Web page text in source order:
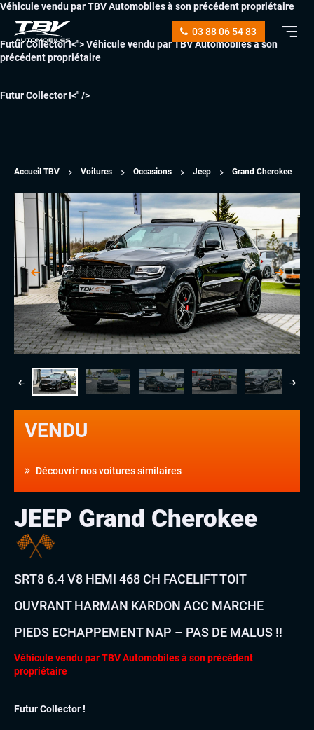
Véhicule vendu par TBV Automobiles à son précédent propriétaire
Futur Collector !<">Véhicule vendu par TBV Automobiles à son
précédent propriétaire
Futur Collector !<" />
03 88 06 54 83
Accueil TBV Voitures Occasions Jeep Grand Cherokee
VENDU
Découvrir nos voitures similaires
JEEP Grand Cherokee
SRT8 6.4 V8 HEMI 468 CH FACELIFT TOIT
OUVRANT HARMAN KARDON ACC MARCHE
PIEDS ECHAPPEMENT NAP – PAS DE MALUS !!
Véhicule vendu par TBV Automobiles à son précédent
propriétaire
Futur Collector !